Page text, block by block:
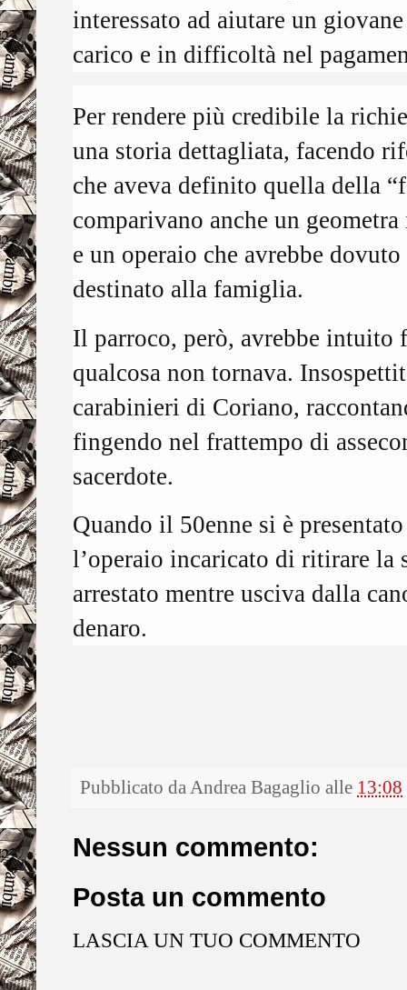
interessato ad aiutare un
carico e in difficoltà nel
Per rendere più credibile la
una storia dettagliata, facendo
che aveva definito quella della
comparivano anche un
e un operaio che avrebbe
destinato alla famiglia.
Il parroco, però, avrebbe intuito
qualcosa non tornava.
carabinieri di Coriano,
fingendo nel frattempo di
sacerdote.
Quando il 50enne si è
l’operaio incaricato di ritirare la
arrestato mentre usciva dalla
denaro.
Pubblicato daAndrea Bagaglio alle 13:08
Nessun commento:
Posta un commento
LASCIA UN TUO COMMENTO